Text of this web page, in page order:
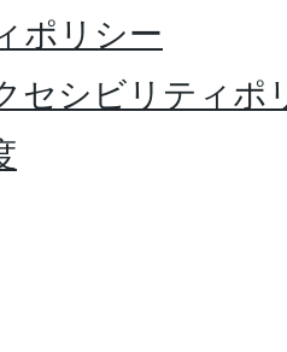
ポリシー
セシビリティポ